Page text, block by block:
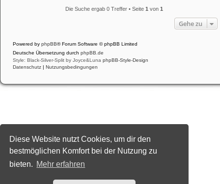
Diese Website nutzt Cookies, um dir den
bestmöglichen Komfort bei der Nutzung zu
bieten. Mehr erfahren
Die Suche ergab 0 Treffer • Seite 1 von 1
Gehe zu
Powered by phpBB® Forum Software © phpBB Limited
Deutsche Übersetzung durch phpBB.de
Style: Black-Silver-Split by Joyce&Luna phpBB-Style-Design
Datenschutz
Nutzungsbedingungen